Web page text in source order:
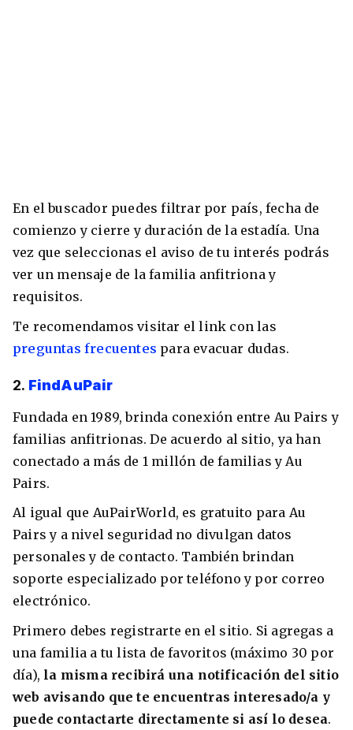
En el buscador puedes filtrar por país, fecha de
comienzo y cierre y duración de la estadía. Una
vez que seleccionas el aviso de tu interés podrás
ver un mensaje de la familia anfitriona y
requisitos.
Te recomendamos visitar el link con las
preguntas frecuentes para evacuar dudas.
2. FindAuPair
Fundada en 1989, brinda conexión entre Au Pairs y
familias anfitrionas. De acuerdo al sitio, ya han
conectado a más de 1 millón de familias y Au
Pairs.
Al igual que AuPairWorld, es gratuito para Au
Pairs y a nivel seguridad no divulgan datos
personales y de contacto. También brindan
soporte especializado por teléfono y por correo
electrónico.
Primero debes registrarte en el sitio. Si agregas a
una familia a tu lista de favoritos (máximo 30 por
día), la misma recibirá una notificación del sitio
web avisando que te encuentras interesado/a y
puede contactarte directamente si así lo desea.